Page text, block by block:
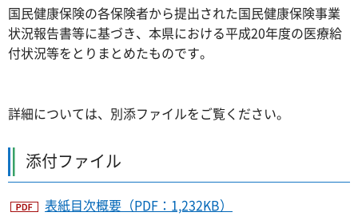
国民健康保険の各保険者から提出された国民健康保険事業
状況報告書等に基づき、本県における平成20年度の医療給
付状況等をとりまとめたものです。
詳細については、別添ファイルをご覧ください。
添付ファイル
表紙目次概要（PDF：1,232KB）